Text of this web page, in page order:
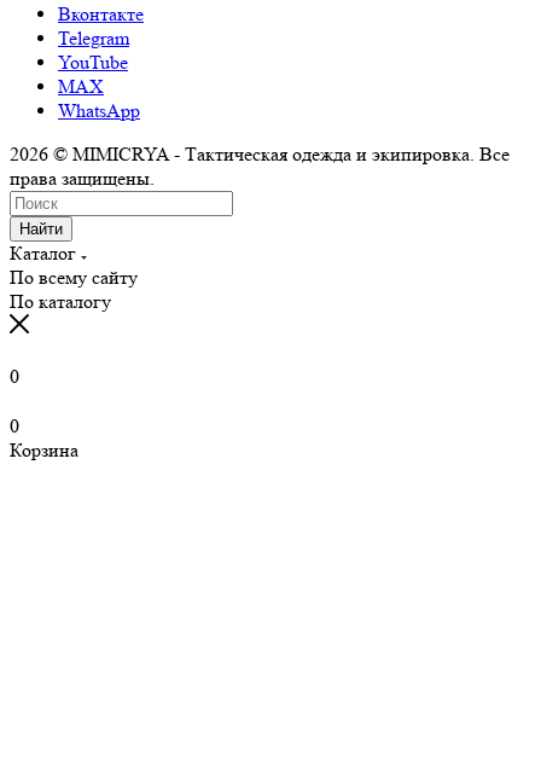
Вконтакте
Telegram
YouTube
MAX
WhatsApp
2026 © MIMICRYA - Тактическая одежда и экипировка. Все
права защищены.
Найти
Каталог
По всему сайту
По каталогу
0
0
Корзина